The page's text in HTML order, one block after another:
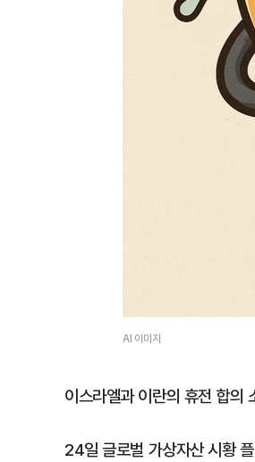
AI 이미지
이스라엘과 이란의 휴전 합의
24일 글로벌 가상자산 시황